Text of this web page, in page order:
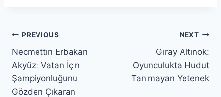
Post
navigation
PREVIOUS
Necmettin Erbakan
Akyüz: Vatan İçin
Şampiyonluğunu
Gözden Çıkaran
NEXT
Giray Altınok:
Oyunculukta Hudut
Tanımayan Yetenek